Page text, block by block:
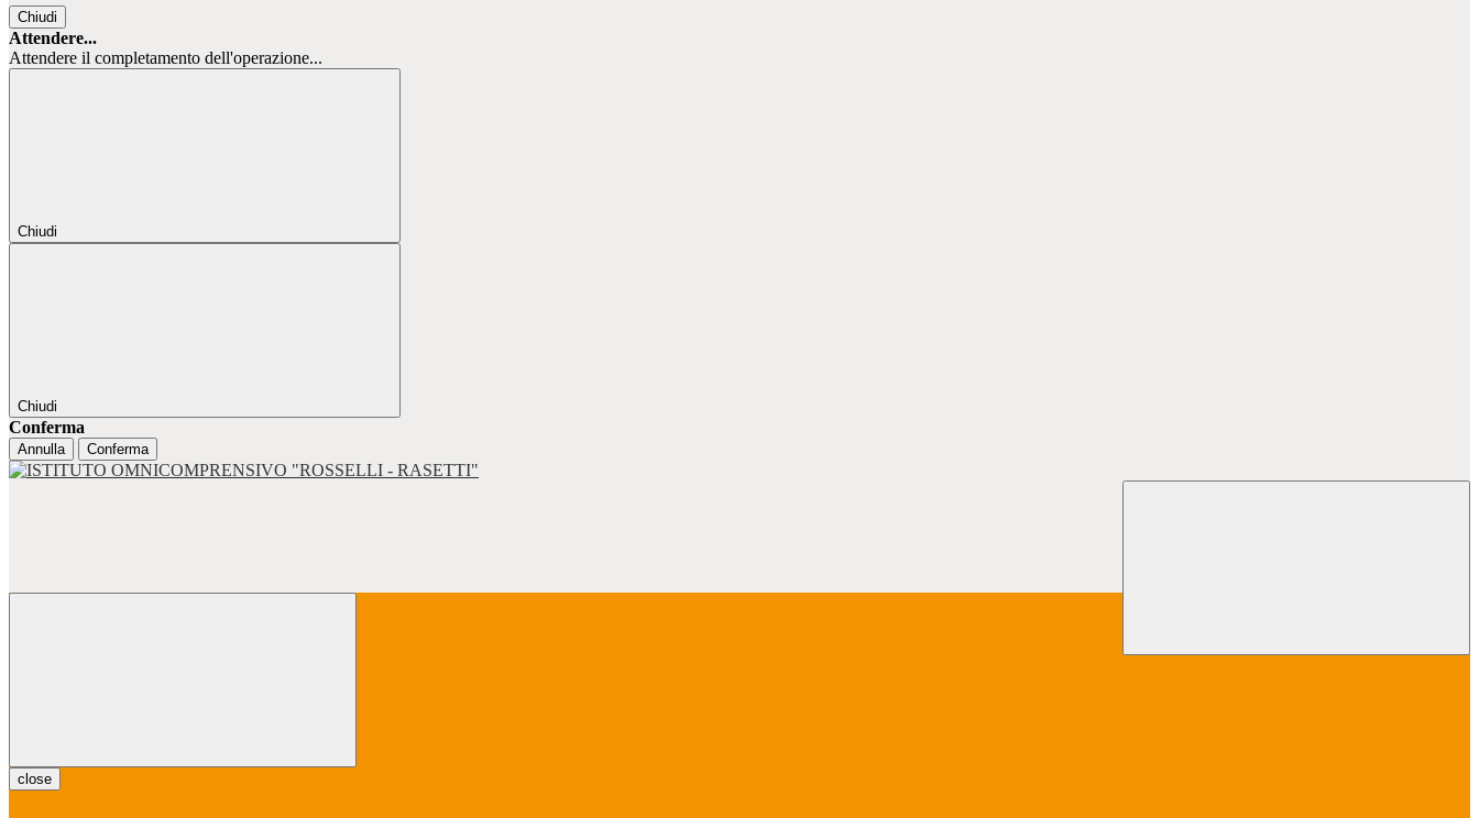
Chiudi
Attendere...
Attendere il completamento dell'operazione...
Chiudi
Chiudi
Conferma
Annulla Conferma
close